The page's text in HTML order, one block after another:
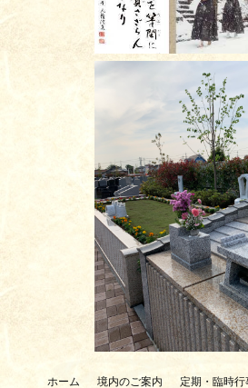
ホーム 境内のご案内 定期・臨時行